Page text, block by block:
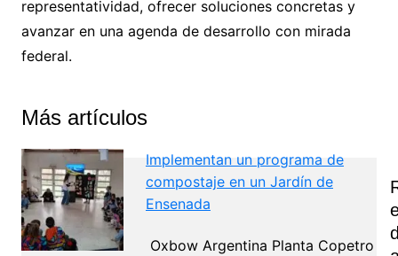
representatividad, ofrecer soluciones concretas y
avanzar en una agenda de desarrollo con mirada
federal.
Más artículos
Implementan un programa de
compostaje en un Jardín de
Ensenada
Oxbow Argentina Planta Copetro